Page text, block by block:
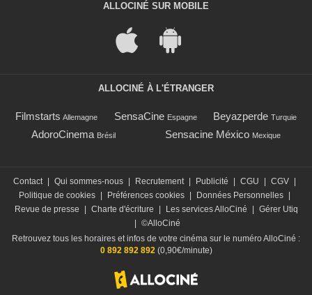
ALLOCINÉ SUR MOBILE
ALLOCINÉ À L'ÉTRANGER
Filmstarts Allemagne SensaCine Espagne Beyazperde Turquie
AdoroCinema Brésil Sensacine México Mexique
Contact Qui sommes-nous Recrutement Publicité CGU CGV
Politique de cookies
Préférences cookies Données Personnelles
Revue de presse
Charte d'écriture Les services AlloCiné
Gérer Utiq
©AlloCiné
Retrouvez tous les horaires et infos de votre cinéma sur le numéro AlloCiné :
0 892 892 892(0,90€/minute)